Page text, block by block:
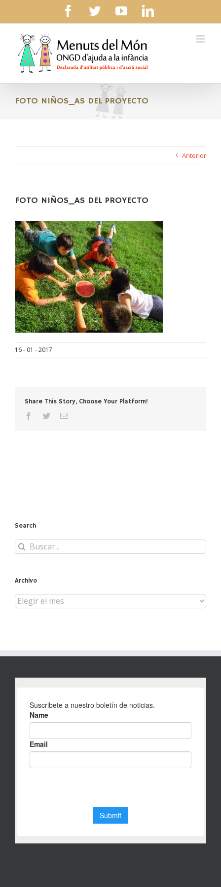
content
facebook
twitteryoutubelinkedin
FOTO NIÑOS_AS DEL PROYECTO
Anterior
FOTO NIÑOS_AS DEL PROYECTO
16 - 01 - 2017
Share This Story, Choose Your Platform!
facebooktwitterCorreo
Search
Buscar:
Archivo
Archivo